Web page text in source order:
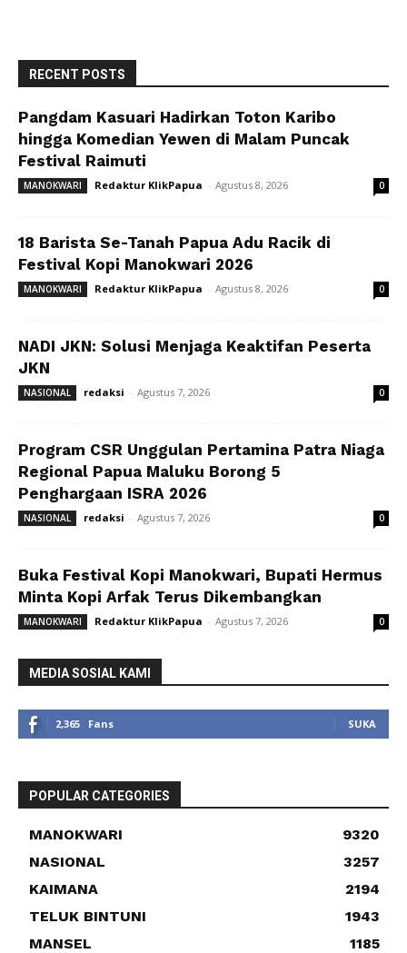
RECENT POSTS
Pangdam Kasuari Hadirkan Toton Karibo
hingga Komedian Yewen di Malam Puncak
Festival Raimuti
MANOKWARI Redaktur KlikPapua - Agustus 8, 2026 0
18 Barista Se-Tanah Papua Adu Racik di
Festival Kopi Manokwari 2026
MANOKWARI Redaktur KlikPapua - Agustus 8, 2026 0
NADI JKN: Solusi Menjaga Keaktifan Peserta
JKN
NASIONAL redaksi - Agustus 7, 2026 0
Program CSR Unggulan Pertamina Patra Niaga
Regional Papua Maluku Borong 5
Penghargaan ISRA 2026
NASIONAL redaksi - Agustus 7, 2026 0
Buka Festival Kopi Manokwari, Bupati Hermus
Minta Kopi Arfak Terus Dikembangkan
MANOKWARI Redaktur KlikPapua - Agustus 7, 2026 0
MEDIA SOSIAL KAMI
2,365 Fans SUKA
POPULAR CATEGORIES
MANOKWARI
9320
NASIONAL
3257
KAIMANA
2194
TELUK BINTUNI
1943
MANSEL
1185